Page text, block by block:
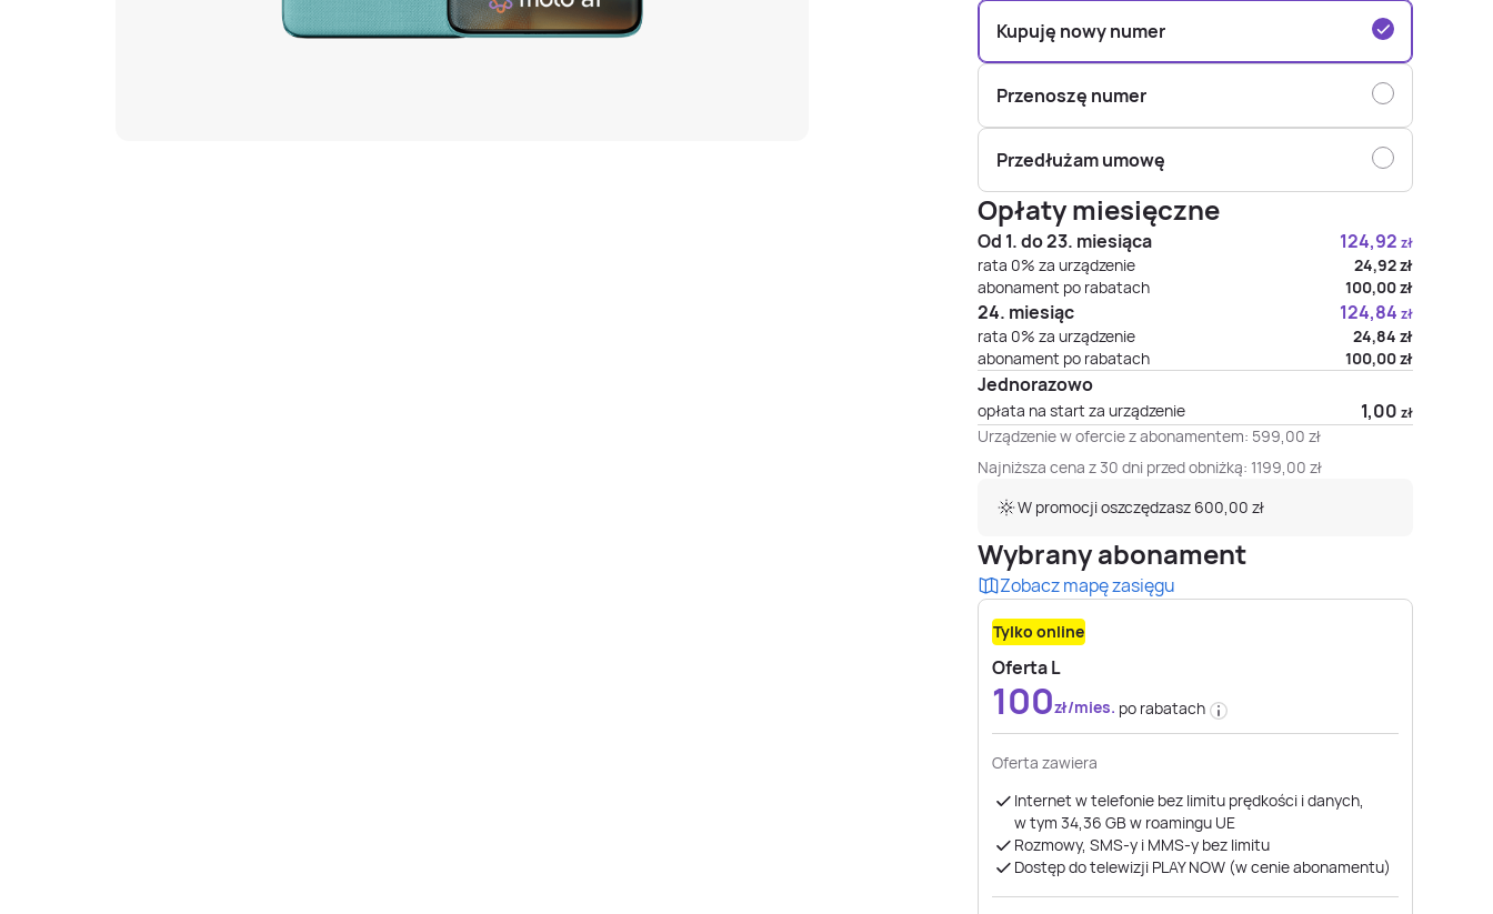
Kupuję nowy numer
Przenoszę numer
Przedłużam umowę
Opłaty miesięczne
Od 1. do 23. miesiąca 124,92 zł
rata 0% za urządzenie 24,92zł
abonament po rabatach
100,00zł
24. miesiąc 124,84 zł
rata 0% za urządzenie 24,84 zł
abonament po rabatach
100,00zł
Jednorazowo
opłata na start za urządzenie 1,00 zł
Urządzenie w ofercie z abonamentem: 599,00 zł
Najniższa cena z 30 dni przed obniżką: 1199,00 zł
W promocji oszczędzasz 600,00 zł
Wybrany abonament
Zobacz mapę zasięgu
Tylko online
Oferta L
100zł/mies. po rabatach
Oferta zawiera
Internet w telefonie bez limitu prędkości i danych,
w tym 34,36 GB ​​​​​​​w roamingu UE
Rozmowy, SMS-y i MMS-y bez limitu
Dostęp do telewizji PLAY NOW (w cenie abonamentu)